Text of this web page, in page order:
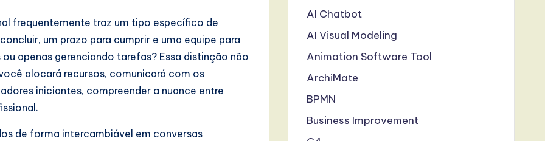
frequentemente traz um tipo específico de
um prazo para cumprir e uma equipe para
apenas gerenciando tarefas? Essa distinção não
alocará recursos, comunicará com os
iniciantes, compreender a nuance entre
de forma intercambiável em conversas
AI Chatbot
AI Visual Modeling
Animation Software Tool
ArchiMate
BPMN
Business Improvement